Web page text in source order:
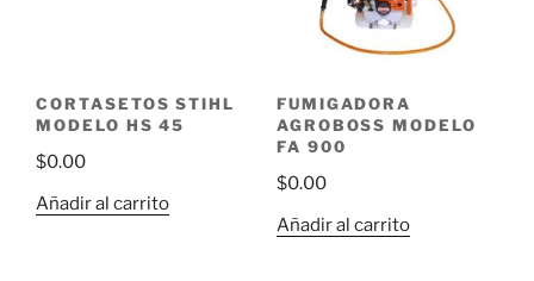
CORTASETOS STIHL
MODELO HS 45
$0.00
Añadir al carrito
FUMIGADORA
AGROBOSS MODELO
FA 900
$0.00
Añadir al carrito